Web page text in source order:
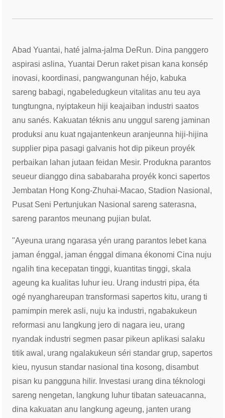
Abad Yuantai, haté jalma-jalma DeRun. Dina panggero
aspirasi aslina, Yuantai Derun raket pisan kana konsép
inovasi, koordinasi, pangwangunan héjo, kabuka
sareng babagi, ngabeledugkeun vitalitas anu teu aya
tungtungna, nyiptakeun hiji keajaiban industri saatos
anu sanés. Kakuatan téknis anu unggul sareng jaminan
produksi anu kuat ngajantenkeun aranjeunna hiji-hijina
supplier pipa pasagi galvanis hot dip pikeun proyék
perbaikan lahan jutaan feidan Mesir. Produkna parantos
seueur dianggo dina sababaraha proyék konci sapertos
Jembatan Hong Kong-Zhuhai-Macao, Stadion Nasional,
Pusat Seni Pertunjukan Nasional sareng saterasna,
sareng parantos meunang pujian bulat.
"Ayeuna urang ngarasa yén urang parantos lebet kana
jaman énggal, jaman énggal dimana ékonomi Cina nuju
ngalih tina kecepatan tinggi, kuantitas tinggi, skala
ageung ka kualitas luhur ieu. Urang industri pipa, éta
ogé nyanghareupan transformasi sapertos kitu, urang ti
pamimpin merek asli, nuju ka industri, ngabakukeun
reformasi anu langkung jero di nagara ieu, urang
nyandak industri segmen pasar pikeun aplikasi salaku
titik awal, urang ngalakukeun séri standar grup, sapertos
kieu, nyusun standar nasional tina kosong, disambut
pisan ku pangguna hilir. Investasi urang dina téknologi
sareng nengetan, langkung luhur tibatan sateuacanna,
dina kakuatan anu langkung ageung, janten urang